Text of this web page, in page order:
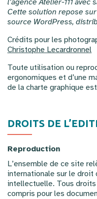
l’agence Atelier-111 avec
Cette solution repose
source WordPress,
Crédits pour les
Christophe Lecardronnel
Toute utilisation ou
ergonomiques et d’une
de la charte graphique
DROITS DE
Reproduction
L’ensemble de ce site
internationale sur le droit
intellectuelle. Tous
compris pour les